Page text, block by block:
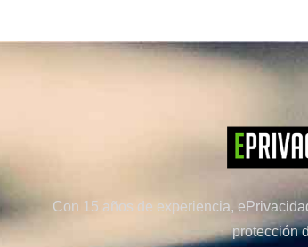
Con 15 años de experiencia,
protección